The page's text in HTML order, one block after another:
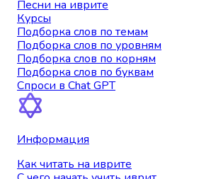
Песни на иврите
Курсы
Подборка слов по темам
Подборка слов по уровням
Подборка слов по корням
Подборка слов по буквам
Спроси в Chat GPT
Информация
Как читать на иврите